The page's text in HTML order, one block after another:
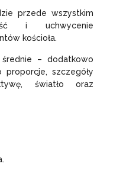
przede wszystkim
i uchwycenie
kościoła.
średnie – dodatkowo
proporcje, szczegóły
światło oraz